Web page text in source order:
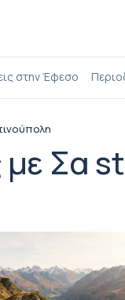
στην Έφεσο
Σα